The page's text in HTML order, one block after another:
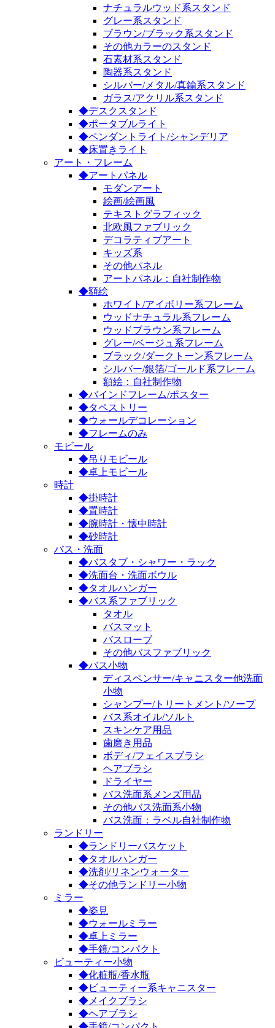
ナチュラルウッド系スタンド
グレー系スタンド
ブラウン/ブラック系スタンド
その他カラーのスタンド
石素材系スタンド
陶器系スタンド
シルバー/メタル/真鍮系スタンド
ガラス/アクリル系スタンド
◆デスクスタンド
◆ポータブルライト
◆ペンダントライト/シャンデリア
◆床置きライト
アート・フレーム
◆アートパネル
モダンアート
絵画/絵画風
テキストグラフィック
北欧風ファブリック
デコラティブアート
キッズ系
その他パネル
アートパネル：自社制作物
◆額絵
ホワイト/アイボリー系フレーム
ウッドナチュラル系フレーム
ウッドブラウン系フレーム
グレー/ベージュ系フレーム
ブラック/ダークトーン系フレーム
シルバー/銀箔/ゴールド系フレーム
額絵：自社制作物
◆バインドフレーム/ポスター
◆タペストリー
◆ウォールデコレーション
◆フレームのみ
モビール
◆吊りモビール
◆卓上モビール
時計
◆掛時計
◆置時計
◆腕時計・懐中時計
◆砂時計
バス・洗面
◆バスタブ・シャワー・ラック
◆洗面台・洗面ボウル
◆タオルハンガー
◆バス系ファブリック
タオル
バスマット
バスローブ
その他バスファブリック
◆バス小物
ディスペンサー/キャニスター他洗面
小物
シャンプー/トリートメント/ソープ
バス系オイル/ソルト
スキンケア用品
歯磨き用品
ボディ/フェイスブラシ
ヘアブラシ
ドライヤー
バス洗面系メンズ用品
その他バス洗面系小物
バス洗面：ラベル自社制作物
ランドリー
◆ランドリーバスケット
◆タオルハンガー
◆洗剤/リネンウォーター
◆その他ランドリー小物
ミラー
◆姿見
◆ウォールミラー
◆卓上ミラー
◆手鏡/コンパクト
ビューティー小物
◆化粧瓶/香水瓶
◆ビューティー系キャニスター
◆メイクブラシ
◆ヘアブラシ